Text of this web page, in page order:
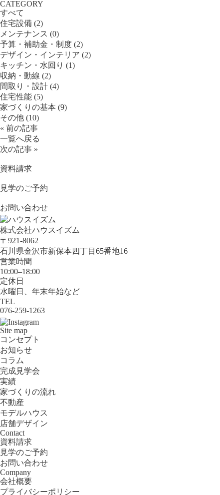
CATEGORY
すべて
住宅設備 (2)
メンテナンス (0)
予算・補助金・制度 (2)
デザイン・インテリア (2)
キッチン・水回り (1)
収納・動線 (2)
間取り・設計 (4)
住宅性能 (5)
家づくりの基本 (9)
その他 (10)
« 前の記事
一覧へ戻る
次の記事 »
資料請求
見学のご予約
お問い合わせ
株式会社ハウスイズム
〒921-8062
石川県金沢市新保本四丁目65番地16
営業時間
10:00–18:00
定休日
水曜日、年末年始など
TEL
076-259-1263
Site map
コンセプト
お知らせ
コラム
完成見学会
実績
家づくりの流れ
不動産
モデルハウス
店舗デザイン
Contact
資料請求
見学のご予約
お問い合わせ
Company
会社概要
プライバシーポリシー